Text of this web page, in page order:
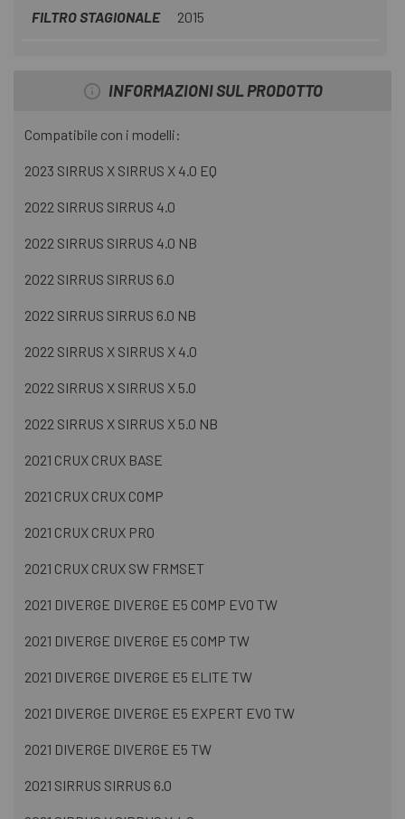
FILTRO STAGIONALE 2015
INFORMAZIONI SUL PRODOTTO
Compatibile con i modelli:
2023 SIRRUS X SIRRUS X 4.0 EQ
2022 SIRRUS SIRRUS 4.0
2022 SIRRUS SIRRUS 4.0 NB
2022 SIRRUS SIRRUS 6.0
2022 SIRRUS SIRRUS 6.0 NB
2022 SIRRUS X SIRRUS X 4.0
2022 SIRRUS X SIRRUS X 5.0
2022 SIRRUS X SIRRUS X 5.0 NB
2021 CRUX CRUX BASE
2021 CRUX CRUX COMP
2021 CRUX CRUX PRO
2021 CRUX CRUX SW FRMSET
2021 DIVERGE DIVERGE E5 COMP EVO TW
2021 DIVERGE DIVERGE E5 COMP TW
2021 DIVERGE DIVERGE E5 ELITE TW
2021 DIVERGE DIVERGE E5 EXPERT EVO TW
2021 DIVERGE DIVERGE E5 TW
2021 SIRRUS SIRRUS 6.0